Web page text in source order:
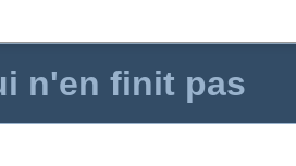
n'en finit pas